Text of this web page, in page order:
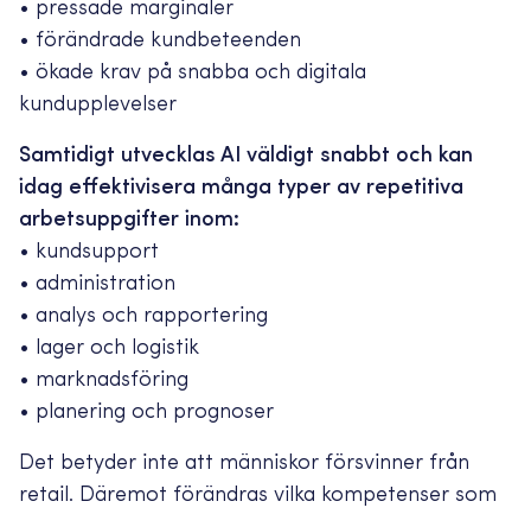
• pressade marginaler
• förändrade kundbeteenden
• ökade krav på snabba och digitala
kundupplevelser
Samtidigt utvecklas AI väldigt snabbt och kan
idag effektivisera många typer av repetitiva
arbetsuppgifter inom:
• kundsupport
• administration
• analys och rapportering
• lager och logistik
• marknadsföring
• planering och prognoser
Det betyder inte att människor försvinner från
retail. Däremot förändras vilka kompetenser som